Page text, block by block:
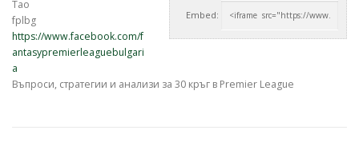
Embed:
Тао
fplbg
https://www.facebook.com/f
antasypremierleaguebulgari
a
Въпроси, стратегии и анализи за 30 кръг в Premier League